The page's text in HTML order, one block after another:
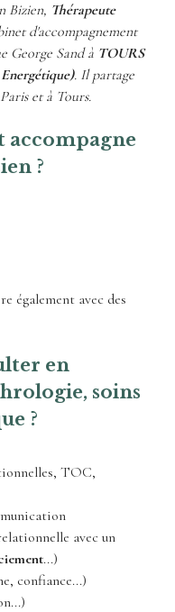
Bizien, Thérapeute
d'accompagnement
George Sand à TOURS
. Il partage
et à Tours.
accompagne
?
également avec des
en
soins
?
TOC,
avec un
...)
confiance...)